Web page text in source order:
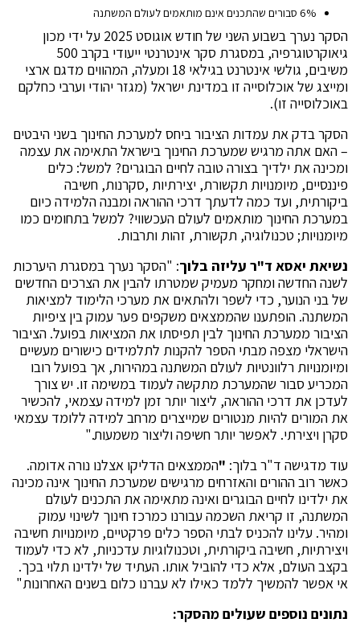
6% סבורים שהתכנים אינם מותאמים לעולם המשתנה
הסקר נערך בשבוע השני של חודש אוגוסט 2025 על ידי מכון
גיאוקרטוגרפיה, במסגרת סקר אינטרנטי ייעודי בקרב 500
משיבים, גולשי אינטרנט בגילאי 18 ומעלה, המהווים מדגם ארצי
ומייצג של אוכלוסייה זו במדינת ישראל (מגזר יהודי וערבי כחלקם
באוכלוסייה זו).
הסקר בדק את עמדות הציבור ביחס למערכת החינוך בשני היבטים
– האם אתה מרגיש שמערכת החינוך בישראל התאימה את עצמה
ומכינה את ילדיך בצורה טובה לחיים הבוגרים? למשל: כלים
פיננסיים, מיומנויות תקשורת, יצירתיות ,סקרנות, חשיבה
ביקורתית, ועד כמה לדעתך דרכי ההוראה ומבנה הלמידה כיום
במערכת החינוך מותאמים לעולם העכשווי? למשל בתחומים כמו
מיומנויות; טכנולוגיה, תקשורת, זהות ותרבות.
נשיאת יאסא ד"ר עליזה בלוך: "הסקר נערך במסגרת היערכות
לשנה החדשה ומחקר מעמיק שמטרתו להבין את הצרכים החדשים
של בני הנוער, כדי לשפר ולהתאים את מערכי הלימוד למציאות
המשתנה. הופתענו שהממצאים משקפים פער עמוק בין ציפיות
הציבור ממערכת החינוך לבין תפיסתו את המציאות בפועל. הציבור
הישראלי מצפה מבתי הספר להקנות לתלמידים כישורים מעשיים
ומיומנויות רלוונטיות לעולם המשתנה במהירות, אך בפועל רובו
המכריע סבור שהמערכת מתקשה לעמוד במשימה זו. יש צורך
לעדכן את דרכי ההוראה, ליצור יותר זמן למידה עצמאי, להכשיר
את המורים להיות מנטורים שמייצרים מרחב למידה ללומד עצמאי
סקרן ויצירתי. לאפשר יותר חשיפה וליצור משמעות."
עוד מדגישה ד"ר בלוך: "הממצאים הדליקו אצלנו נורה אדומה.
כאשר רוב ההורים והאזרחים מרגישים שמערכת החינוך אינה מכינה
את ילדינו לחיים הבוגרים ואינה מתאימה את התכנים לעולם
המשתנה, זו קריאת השכמה עבורנו כמרכז חינוך לשינוי עמוק
ומהיר. עלינו להכניס לבתי הספר כלים פרקטיים, מיומנויות חשיבה
ויצירתיות, חשיבה ביקורתית, וטכנולוגיות עדכניות, לא כדי לעמוד
בקצב העולם, אלא כדי להוביל אותו. העתיד של ילדינו תלוי בכך.
אי אפשר להמשיך ללמד כאילו לא עברנו כלום בשנים האחרונות"
נתונים נוספים שעולים מהסקר: